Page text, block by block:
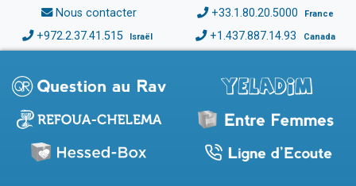
Nous contacter +33.1.80.20.5000 France
+972.2.37.41.515 Israël +1.437.887.14.93 Canada